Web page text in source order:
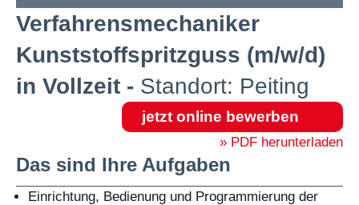
Verfahrensmechaniker
Kunststoffspritzguss (m/w/d)
in Vollzeit - Standort: Peiting
jetzt online bewerben
» PDF herunterladen
Das sind Ihre Aufgaben
Einrichtung, Bedienung und Programmierung der